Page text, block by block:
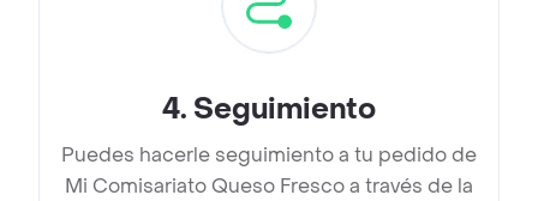
4. Seguimiento
Puedes hacerle seguimiento a tu pedido de
Mi Comisariato Queso Fresco a través de la